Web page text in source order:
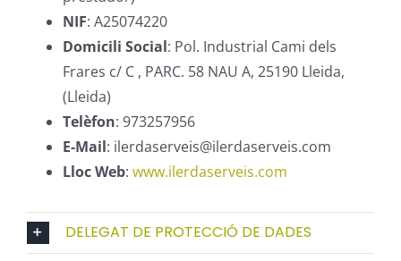
NIF: A25074220
Domicili Social: Pol. Industrial Cami dels
Frares c/ C , PARC. 58 NAU A, 25190 Lleida,
(Lleida)
Telèfon: 973257956
E-Mail: ilerdaserveis@ilerdaserveis.com
Lloc Web: www.ilerdaserveis.com
DELEGAT DE PROTECCIÓ DE DADES